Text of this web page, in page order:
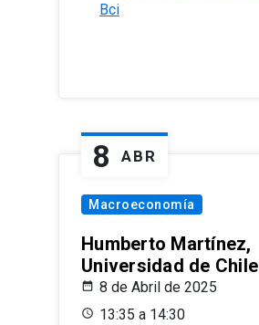
Bci
8 ABR
Macroeconomía
Humberto Martínez,
Universidad de Chile
8 de Abril de 2025
13:35 a 14:30